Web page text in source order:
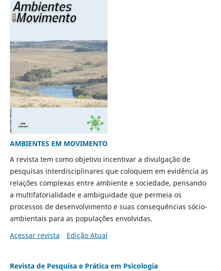
AMBIENTES EM MOVIMENTO
A revista tem como objetivo incentivar a divulgação de
pesquisas interdisciplinares que coloquem em evidência as
relações complexas entre ambiente e sociedade, pensando
a multifatorialidade e ambiguidade que permeia os
processos de desenvolvimento e suas consequências sócio-
ambientais para as populações envolvidas.
Acessar revista
Edição Atual
Revista de Pesquisa e Prática em Psicologia